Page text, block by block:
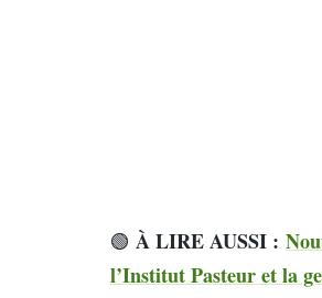
🟢 À LIRE AUSSI :
l’Institut Pasteur et la